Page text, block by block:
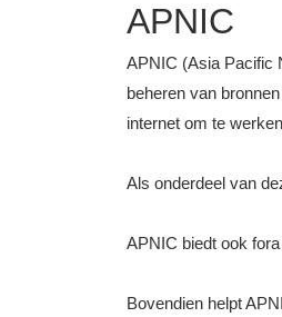
APNIC
APNIC (Asia Pacific
beheren van
internet om te
Als onderdeel van
APNIC biedt ook
Bovendien helpt